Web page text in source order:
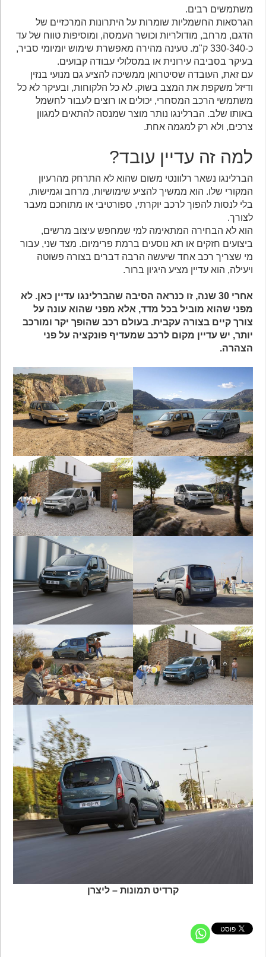
משתמשים רבים.
הגרסאות החשמליות שומרות על היתרונות המרכזיים של
הדגם, מרחב, מודולריות וכושר העמסה, ומוסיפות טווח של עד
כ-330-340 ק"מ. טעינה מהירה מאפשרת שימוש יומיומי סביר,
בעיקר בסביבה עירונית או במסלולי עבודה קבועים.
עם זאת, העובדה שסיטרואן ממשיכה להציע גם מנועי בנזין
ודיזל משקפת את המצב בשוק. לא כל הלקוחות, ובעיקר לא כל
משתמשי הרכב המסחרי, יכולים או רוצים לעבור לחשמל
באותו שלב. הברלינגו נותר מוצר שמנסה להתאים למגוון
צרכים, ולא רק למגמה אחת.
למה זה עדיין עובד?
הברלינגו נשאר רלוונטי משום שהוא לא התרחק מהרעיון
המקורי שלו. הוא ממשיך להציע שימושיות, מרחב וגמישות,
בלי לנסות להפוך לרכב יוקרתי, ספורטיבי או מתוחכם מעבר
לצורך.
הוא לא הבחירה המתאימה למי שמחפש עיצוב מרשים,
ביצועים חזקים או תא נוסעים ברמת פרימיום. מצד שני, עבור
מי שצריך רכב אחד שיעשה הרבה דברים בצורה פשוטה
ויעילה, הוא עדיין מציע היגיון ברור.
אחרי 30 שנה, זו כנראה הסיבה שהברלינגו עדיין כאן. לא
מפני שהוא מוביל בכל מדד, אלא מפני שהוא עונה על
צורך קיים בצורה עקבית. בעולם רכב שהופך יקר ומורכב
יותר, יש עדיין מקום לרכב שמעדיף פונקציה על פני
הצהרה.
קרדיט תמונות – ליצרן